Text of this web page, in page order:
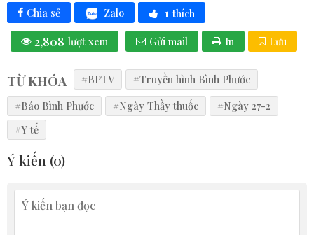
Chia sẻ Zalo 1 thích
2,808 lượt xem Gửi mail In Lưu
TỪ KHÓA #BPTV
#Truyền hình Bình Phước
#Báo Bình Phước
#Ngày Thầy thuốc
#Ngày 27-2
#Y tế
Ý kiến (0)